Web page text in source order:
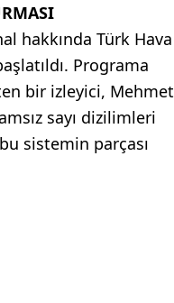
hakkında Türk Hava
Programa
bir izleyici, Mehmet
sayı dizilimleri
sistemin parçası